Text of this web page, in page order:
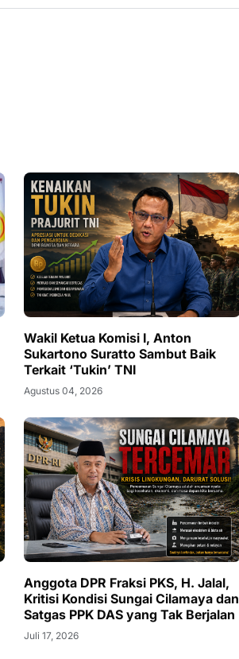
Wakil Ketua Komisi I, Anton
Sukartono Suratto Sambut Baik
Terkait ‘Tukin’ TNI
Agustus 04, 2026
Anggota DPR Fraksi PKS, H. Jalal,
Kritisi Kondisi Sungai Cilamaya dan
Satgas PPK DAS yang Tak Berjalan
Juli 17, 2026